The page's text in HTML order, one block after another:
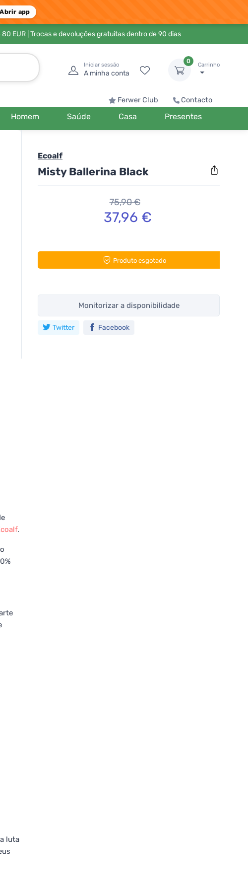
Abrir app
EUR| Trocas e devoluções gratuitas dentro de 90 dias
Iniciar sessão
A minha conta
0
Carrinho
Ferwer Club Contacto
Homem Saúde Casa Presentes
.
luta
Ecoalf
Misty Ballerina Black
75,90 €
37,96 €
Produto esgotado
Monitorizar a disponibilidade
Twitter Facebook